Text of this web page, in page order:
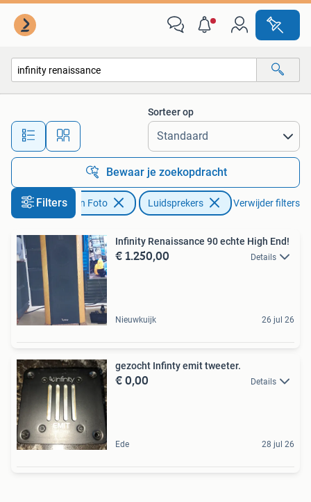
Alle afstanden…
Sorteer op
Bewaar je zoekopdracht
Filters
Audio, Tv en Foto Luidsprekers Verwijder filters
Infinity Renaissance 90 echte High End!
€ 1.250,00 Details
Nieuwkuijk 26 jul 26
gezocht Infinty emit tweeter.
€ 0,00 Details
Ede 28 jul 26